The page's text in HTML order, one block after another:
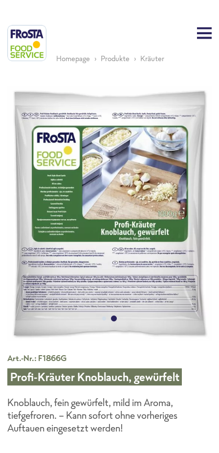
Homepage Produkte Kräuter
Art.-Nr.: F1866G
Profi-Kräuter Knoblauch, gewürfelt
Knoblauch, fein gewürfelt, mild im Aroma,
tiefgefroren. - Kann sofort ohne vorheriges
Auftauen eingesetzt werden!